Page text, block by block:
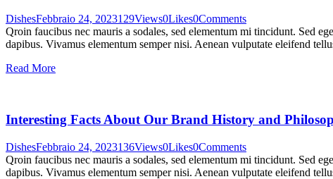
DishesFebbraio 24, 2023129Views0Likes0Comments
Qroin faucibus nec mauris a sodales, sed elementum mi tincidunt. Sed
dapibus. Vivamus elementum semper nisi. Aenean vulputate eleifend
Read More
Interesting Facts About Our Brand History and
DishesFebbraio 24, 2023136Views0Likes0Comments
Qroin faucibus nec mauris a sodales, sed elementum mi tincidunt. Sed
dapibus. Vivamus elementum semper nisi. Aenean vulputate eleifend